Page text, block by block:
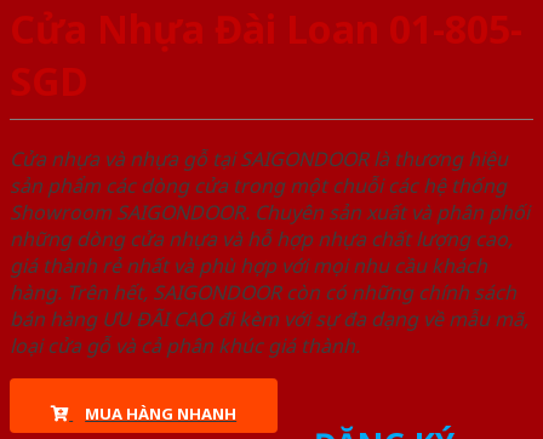
Cửa Nhựa Đài Loan 01-805-
SGD
Cửa nhựa và nhựa gỗ tại SAIGONDOOR là thương hiệu
sản phẩm các dòng cửa trong một chuỗi các hệ thống
Showroom SAIGONDOOR. Chuyên sản xuất và phân phối
những dòng cửa nhựa và hỗ hợp nhựa chất lượng cao,
giá thành rẻ nhất và phù hợp với mọi nhu cầu khách
hàng. Trên hết, SAIGONDOOR còn có những chính sách
bán hàng ƯU ĐÃI CAO đi kèm với sự đa dạng về mẫu mã,
loại cửa gỗ và cả phân khúc giá thành.
MUA HÀNG NHANH